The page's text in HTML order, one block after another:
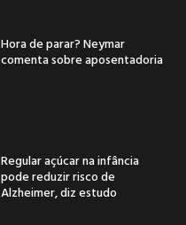
Hora de parar? Neymar
comenta sobre aposentadoria
Regular açúcar na infância
pode reduzir risco de
Alzheimer, diz estudo